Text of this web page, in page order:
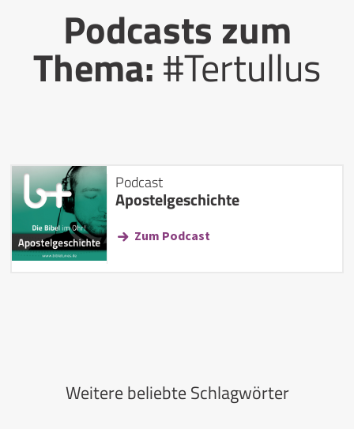
Podcasts zum
Thema:#Tertullus
Podcast
Apostelgeschichte
Zum Podcast
Weitere beliebte Schlagwörter